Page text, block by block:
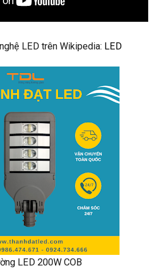
LED trên Wikipedia: LED
LED 200W COB